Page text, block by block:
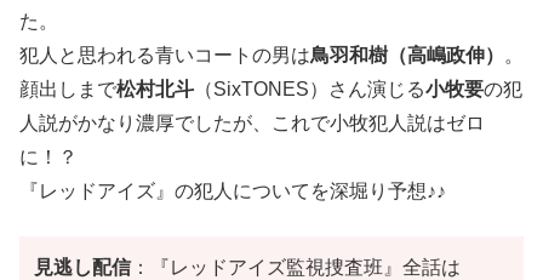
た。
犯人と思われる青いコートの男は鳥羽和樹（高嶋政伸） 。
顔出しまで松村北斗 （SixTONES）さん演じる小牧要の犯
人説がかなり濃厚でしたが、これで小牧犯人説はゼロ
に！？
『レッドアイズ』の犯人についてを深堀り予想♪♪
見逃し配信：『レッドアイズ監視捜査班』全話は